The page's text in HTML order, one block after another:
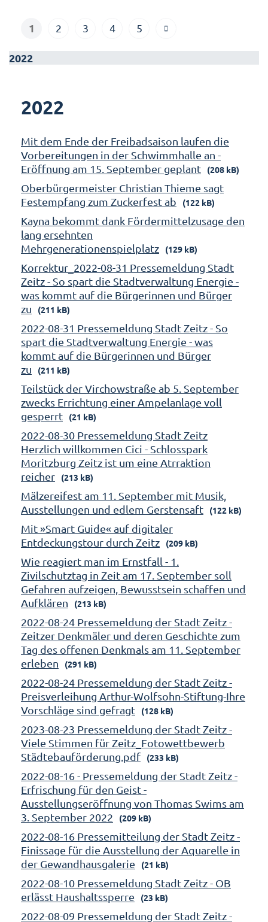
1 2 3 4 5
2022
2022
Mit dem Ende der Freibadsaison laufen die
Vorbereitungen in der Schwimmhalle an -
Eröffnung am 15. September geplant
(208 kB)
Oberbürgermeister Christian Thieme sagt
Festempfang zum Zuckerfest ab
(122 kB)
Kayna bekommt dank Fördermittelzusage den
lang ersehnten
Mehrgenerationenspielplatz
(129 kB)
Korrektur_2022-08-31 Pressemeldung Stadt
Zeitz - So spart die Stadtverwaltung Energie -
was kommt auf die Bürgerinnen und Bürger
zu
(211 kB)
2022-08-31 Pressemeldung Stadt Zeitz - So
spart die Stadtverwaltung Energie - was
kommt auf die Bürgerinnen und Bürger
zu
(211 kB)
Teilstück der Virchowstraße ab 5. September
zwecks Errichtung einer Ampelanlage voll
gesperrt
(21 kB)
2022-08-30 Pressemeldung Stadt Zeitz
Herzlich willkommen Cici - Schlosspark
Moritzburg Zeitz ist um eine Atrraktion
reicher
(213 kB)
Mälzereifest am 11. September mit Musik,
Ausstellungen und edlem Gerstensaft
(122 kB)
Mit »Smart Guide« auf digitaler
Entdeckungstour durch Zeitz
(209 kB)
Wie reagiert man im Ernstfall - 1.
Zivilschutztag in Zeit am 17. September soll
Gefahren aufzeigen, Bewusstsein schaffen und
Aufklären
(213 kB)
2022-08-24 Pressemeldung der Stadt Zeitz -
Zeitzer Denkmäler und deren Geschichte zum
Tag des offenen Denkmals am 11. September
erleben
(291 kB)
2022-08-24 Pressemeldung der Stadt Zeitz -
Preisverleihung Arthur-Wolfsohn-Stiftung-Ihre
Vorschläge sind gefragt
(128 kB)
2023-08-23 Pressemeldung der Stadt Zeitz -
Viele Stimmen für Zeitz_Fotowettbewerb
Städtebauförderung.pdf
(233 kB)
2022-08-16 - Pressemeldung der Stadt Zeitz -
Erfrischung für den Geist -
Ausstellungseröffnung von Thomas Swims am
3. September 2022
(209 kB)
2022-08-16 Pressemitteilung der Stadt Zeitz -
Finissage für die Ausstellung der Aquarelle in
der Gewandhausgalerie
(21 kB)
2022-08-10 Pressemeldung Stadt Zeitz - OB
erlässt Haushaltssperre
(23 kB)
2022-08-09 Pressemeldung der Stadt Zeitz -